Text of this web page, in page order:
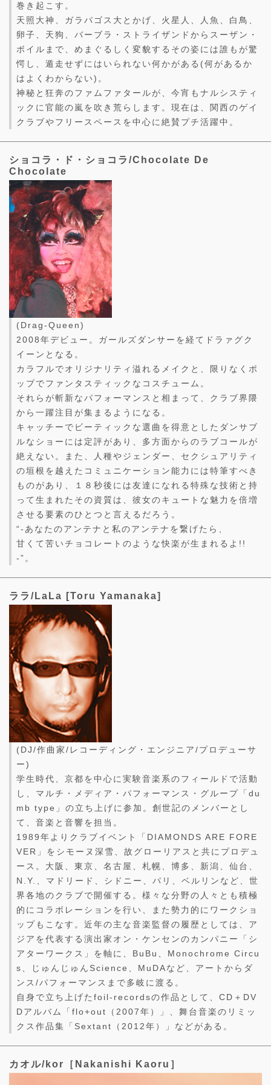
巻き起こす。
天照大神、ガラパゴス大とかげ、火星人、人魚、白鳥、
卵子、天狗、バーブラ・ストライザンドからスーザン・
ボイルまで、めまぐるしく変貌するその姿には誰もが驚
愕し、遁走せずにはいられない何かがある(何があるか
はよくわからない)。
神秘と狂奔のファムファタールが、今宵もナルシスティ
ックに官能の嵐を吹き荒らします。現在は、関西のゲイ
クラブやフリースペースを中心に絶賛プチ活躍中。
ショコラ・ド・ショコラ/Chocolate De
Chocolate
(Drag-Queen)
2008年デビュー。ガールズダンサーを経てドラァグク
イーンとなる。
カラフルでオリジナリティ溢れるメイクと、限りなくポ
ップでファンタスティックなコスチューム。
それらが斬新なパフォーマンスと相まって、クラブ界隈
から一躍注目が集まるようになる。
キャッチーでビーティックな選曲を得意としたダンサブ
ルなショーには定評があり、多方面からのラブコールが
絶えない。また、人種やジェンダー、セクシュアリティ
の垣根を越えたコミュニケーション能力には特筆すべき
ものがあり、１８秒後には友達になれる特殊な技術と持
って生まれたその資質は、彼女のキュートな魅力を倍増
させる要素のひとつと言えるだろう。
“-あなたのアンテナと私のアンテナを繋げたら、
甘くて苦いチョコレートのような快楽が生まれるよ!!
-”。
ララ/LaLa [Toru Yamanaka]
(DJ/作曲家/レコーディング・エンジニア/プロデューサ
ー)
学生時代、京都を中心に実験音楽系のフィールドで活動
し、マルチ・メディア・パフォーマンス・グループ「du
mb type」の立ち上げに参加。創世記のメンバーとし
て、音楽と音響を担当。
1989年よりクラブイベント「DIAMONDS ARE FORE
VER」をシモーヌ深雪、故グローリアスと共にプロデュ
ース。大阪、東京、名古屋、札幌、博多、新潟、仙台、
N.Y.、マドリード、シドニー、パリ、ベルリンなど、世
界各地のクラブで開催する。様々な分野の人々とも積極
的にコラボレーションを行い、また勢力的にワークショ
ップもこなす。近年の主な音楽監督の履歴としては、ア
ジアを代表する演出家オン・ケンセンのカンパニー「シ
アターワークス」を軸に、BuBu、Monochrome Circu
s、じゅんじゅんScience、MuDAなど、アートからダ
ンス/パフォーマンスまで多岐に渡る。
自身で立ち上げたfoil-recordsの作品として、CD＋DV
Dアルバム「flo+out（2007年）」、舞台音楽のリミッ
クス作品集「Sextant（2012年）」などがある。
カオル/kor［Nakanishi Kaoru］